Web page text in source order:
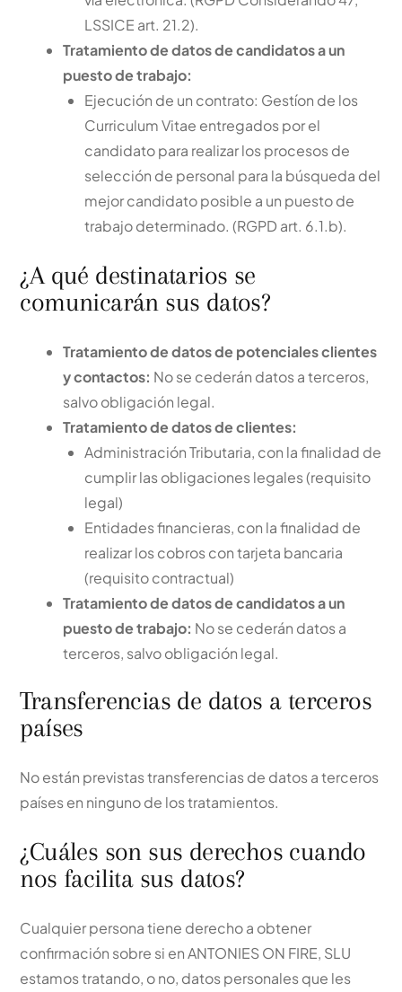
LSSICE art. 21.2).
Tratamiento de datos de candidatos a un
puesto de trabajo:
Ejecución de un contrato: Gestíon de los
Curriculum Vitae entregados por el
candidato para realizar los procesos de
selección de personal para la búsqueda del
mejor candidato posible a un puesto de
trabajo determinado. (RGPD art. 6.1.b).
¿A qué destinatarios se
comunicarán sus datos?
Tratamiento de datos de potenciales clientes
y contactos: No se cederán datos a terceros,
salvo obligación legal.
Tratamiento de datos de clientes:
Administración Tributaria, con la finalidad de
cumplir las obligaciones legales (requisito
legal)
Entidades financieras, con la finalidad de
realizar los cobros con tarjeta bancaria
(requisito contractual)
Tratamiento de datos de candidatos a un
puesto de trabajo: No se cederán datos a
terceros, salvo obligación legal.
Transferencias de datos a terceros
países
No están previstas transferencias de datos a terceros
países en ninguno de los tratamientos.
¿Cuáles son sus derechos cuando
nos facilita sus datos?
Cualquier persona tiene derecho a obtener
confirmación sobre si en ANTONIES ON FIRE, SLU
estamos tratando, o no, datos personales que les